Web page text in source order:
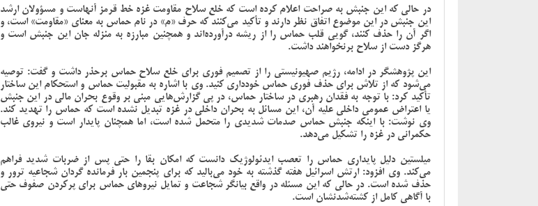
در حالی که این جنبش به صراحت اعلام کرده است که خلع سلاح مقاومت غزه خط قرمز آنهاست و مسؤولان ارشد
این جنبش در این موضوع اتفاق نظر دارند و تأکید می‌کنند که حرف «م» در نام حماس به معنای «مقاومت» است، و
اگر آن را حذف کنند، گویی قلب حماس را از ریشه درآورده‌اند و همچنین مبارزه به منزله جان این جنبش است و
هرگز دست از سلاح برنخواهند داشت.
این پژوهشگر در ادامه، رژیم صهیونیستی را از تصمیم فوری برای خلع سلاح حماس برحذر داشت و گفت: توصیه
می‌شود که از تلاش برای حذف فوری حماس خودداری کنید. وی با اشاره به مقبولیت حماس و استحکام این ساختار
تأکید کرد: با توجه به فقدان رهبری در ساختار حماس، در پی گزارش‌هایی مبنی بر وقوع بحران مالی در این جنبش
یا اعتراض عمومی داخلی علیه آن، این مسائل به بحران داخلی در غزه تبدیل نشده است که حماس را تهدید ‌کند.
وی نوشت: با اینکه جنبش حماس صدمات شدیدی را متحمل شده است، اما همچنان پایدار است و نیروی غالب
حکمرانی در غزه را تشکیل می‌دهد.
میلستین دلیل پایداری حماس را تعصب ایدئولوژیک دانست که امکان بقا را حتی پس از ضربات شدید فراهم
می‌کند. وی افزود: ارتش اسرائیل هفته گذشته به خود می‌بالید که برای پنجمین بار فرمانده گردان شجاعیه ترور و
حذف شده است. در حالی که این مسئله در واقع بیانگر شجاعت و تمایل نیروهای حماس برای پرکردن صفوف حتی
با آگاهی کامل از کشته‌شدنشان است.